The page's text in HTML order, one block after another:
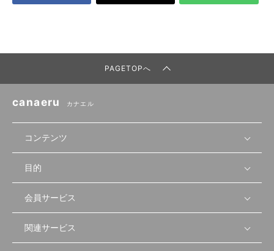
PAGETOPへ
canaeru カナエル
コンテンツ
無料開業相談
セミナー情報
セミナー動画
物件を探す
首都圏
先輩開業者の声
目的
店舗運営
物件
会員サービス
会員登録
関連サービス